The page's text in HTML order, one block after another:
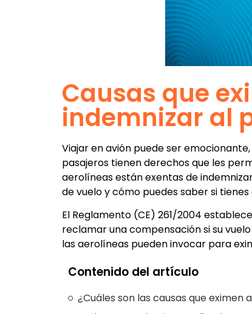
Causas que
indemnizar al
Viajar en avión puede ser
pasajeros tienen derechos que les
aerolíneas están exentas de
de vuelo y cómo puedes saber si
El Reglamento (CE) 261/2004
reclamar una compensación si su
las aerolíneas pueden invocar para
Contenido del artículo
¿Cuáles son las causas que eximen